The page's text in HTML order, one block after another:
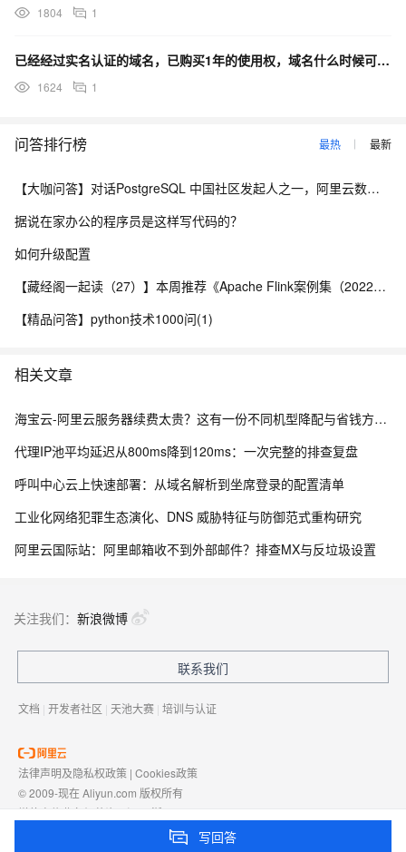
1804 1
已经经过实名认证的域名，已购买1年的使用权，域名什么时候可以正常使用？
1624 1
问答排行榜 最热 最新
【大咖问答】对话PostgreSQL 中国社区发起人之一，阿里云数据库高级专家 德哥
据说在家办公的程序员是这样写代码的？
如何升级配置
【藏经阁一起读（27）】本周推荐《Apache Flink案例集（2022版）》，你有哪些心得？
【精品问答】python技术1000问(1)
相关文章
海宝云-阿里云服务器续费太贵？这有一份不同机型降配与省钱方案的“榨干”测评！
代理IP池平均延迟从800ms降到120ms：一次完整的排查复盘
呼叫中心云上快速部署：从域名解析到坐席登录的配置清单
工业化网络犯罪生态演化、DNS 威胁特征与防御范式重构研究
阿里云国际站：阿里邮箱收不到外部邮件？排查MX与反垃圾设置
写回答
关注我们： 新浪微博
联系我们
文档 | 开发者社区 | 天池大赛 | 培训与认证
法律声明及隐私权政策 | Cookies政策
© 2009-现在 Aliyun.com 版权所有
增值电信业务经营许可证： 浙B2-20080101
浙D3-20210002